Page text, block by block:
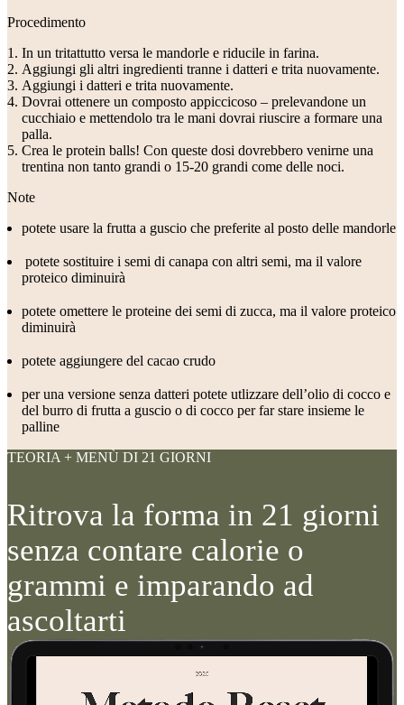
Procedimento
In un tritattutto versa le mandorle e riducile in farina.
Aggiungi gli altri ingredienti tranne i datteri e trita nuovamente.
Aggiungi i datteri e trita nuovamente.
Dovrai ottenere un composto appiccicoso – prelevandone un
cucchiaio e mettendolo tra le mani dovrai riuscire a formare una
palla.
Crea le protein balls! Con queste dosi dovrebbero venirne una
trentina non tanto grandi o 15-20 grandi come delle noci.
Note
potete usare la frutta a guscio che preferite al posto delle mandorle
potete sostituire i semi di canapa con altri semi, ma il valore
proteico diminuirà
potete omettere le proteine dei semi di zucca, ma il valore proteico
diminuirà
potete aggiungere del cacao crudo
per una versione senza datteri potete utlizzare dell’olio di cocco e
del burro di frutta a guscio o di cocco per far stare insieme le
palline
TEORIA + MENÙ DI 21 GIORNI
Ritrova la forma in 21 giorni
senza contare calorie o
grammi e imparando ad
ascoltarti